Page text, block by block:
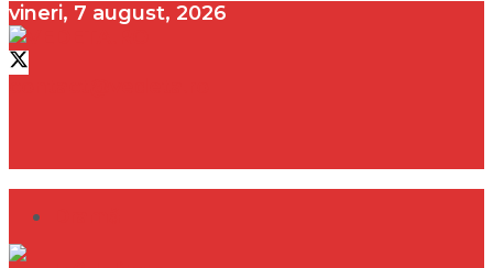
vineri, 7 august, 2026